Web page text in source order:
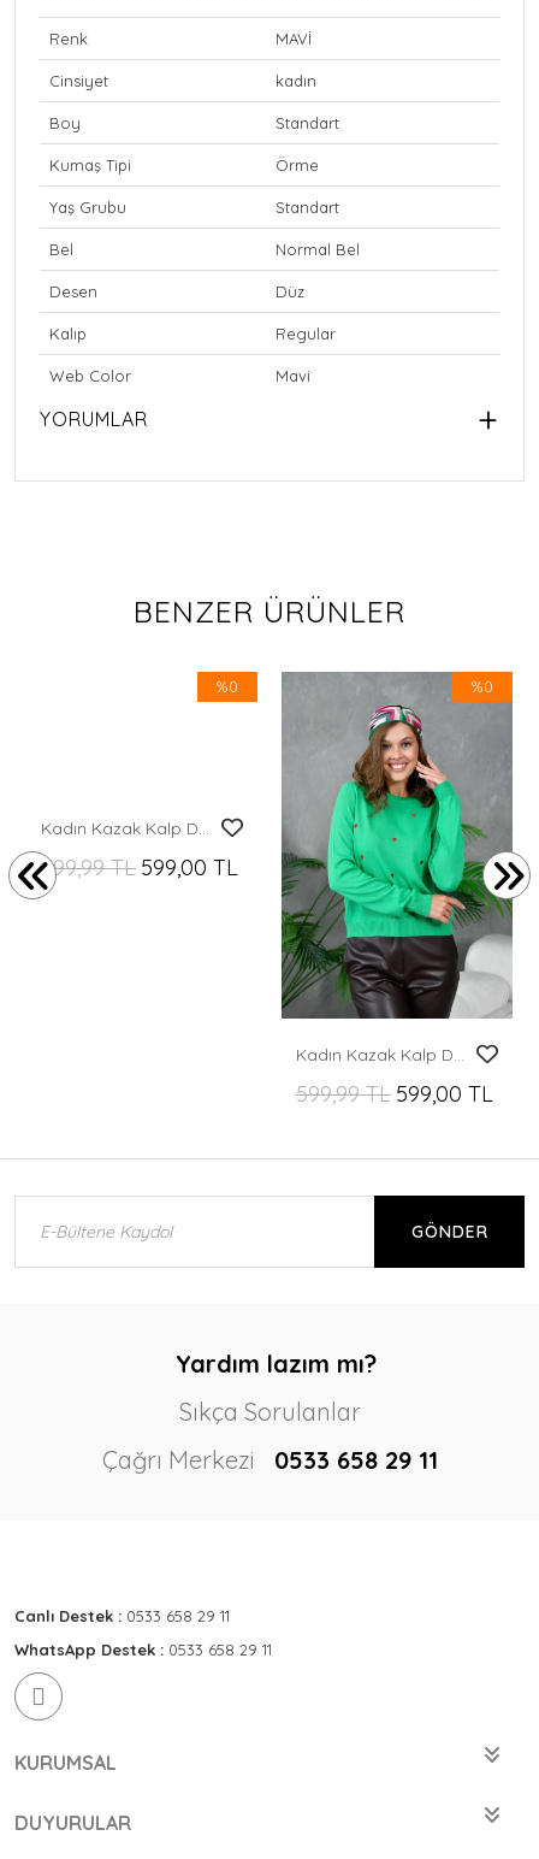
Renk MAVİ
Cinsiyet kadın
Boy Standart
Kumaş Tipi Örme
Yaş Grubu Standart
Bel Normal Bel
Desen Düz
Kalıp Regular
Web Color Mavi
YORUMLAR
BENZER ÜRÜNLER
%0
599,99 TL 599,00 TL
%0
599,99 TL 599,00 TL
GÖNDER
Yardım lazım mı?
Sıkça Sorulanlar
Çağrı Merkezi
0533 658 29 11
Canlı Destek : 0533 658 29 11
WhatsApp Destek : 0533 658 29 11
KURUMSAL
DUYURULAR